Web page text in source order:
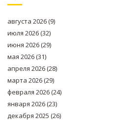
августа 2026(9)
июля 2026(32)
июня 2026(29)
мая 2026(31)
апреля 2026(28)
марта 2026(29)
февраля 2026(24)
января 2026(23)
декабря 2025 (26)